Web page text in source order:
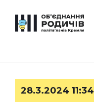
28.3.2024 11:34